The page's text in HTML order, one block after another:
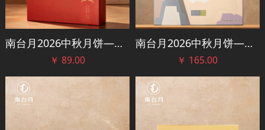
南台月2026中秋月饼——团圆礼盒
￥ 89.00
南台月2026中秋月饼——雁归明月礼盒
￥ 165.00